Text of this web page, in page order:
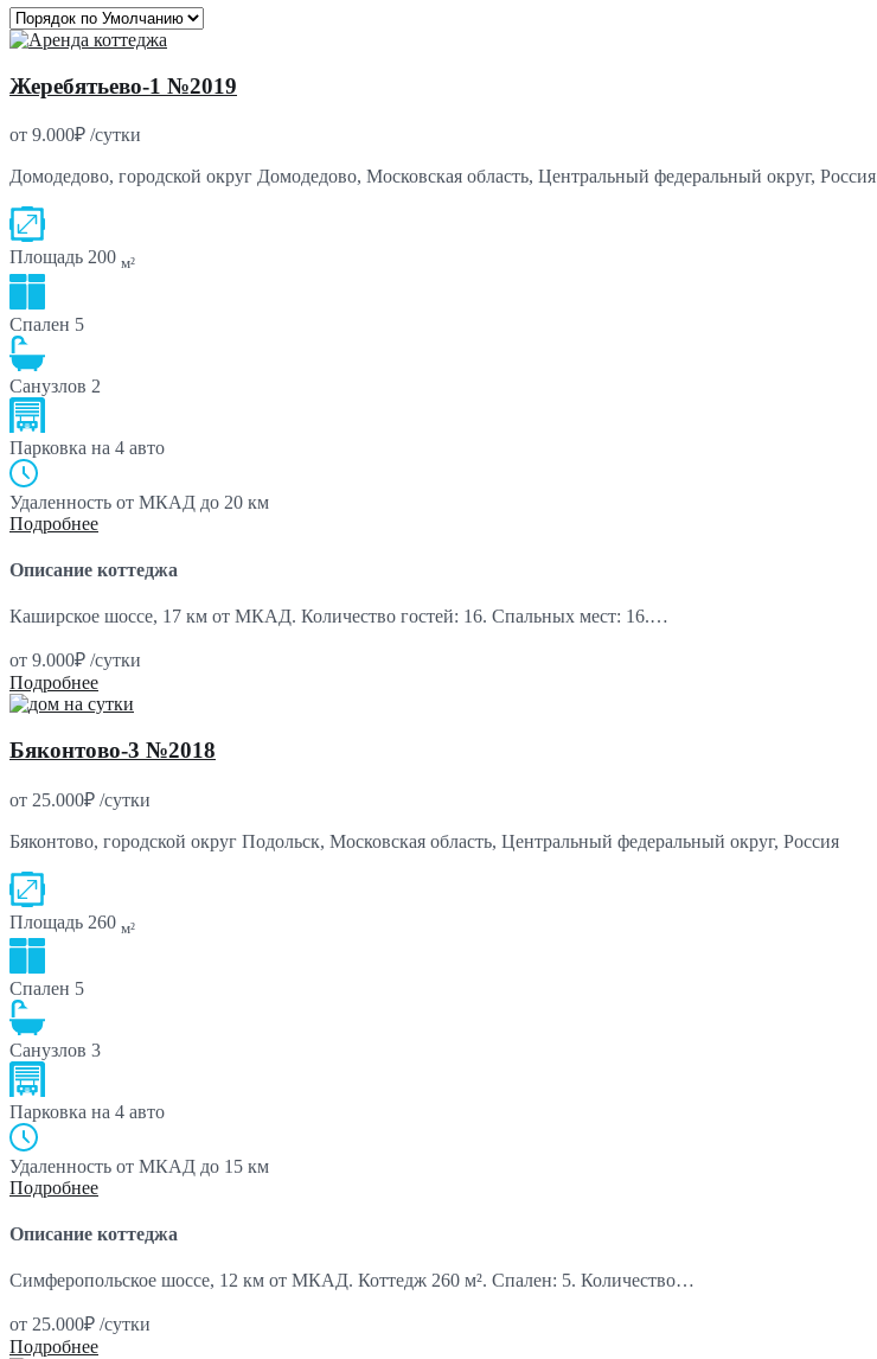
Жеребятьево-1 №2019
от 9.000₽ /сутки
Домодедово, городской округ Домодедово, Московская область, Центральный федеральный округ, Россия
Площадь 200 м²
Спален 5
Санузлов 2
Парковка на 4 авто
Удаленность от МКАД до 20 км
Подробнее
Описание коттеджа
Каширское шоссе, 17 км от МКАД. Количество гостей: 16. Спальных мест: 16.…
от 9.000₽ /сутки
Подробнее
Бяконтово-3 №2018
от 25.000₽ /сутки
Бяконтово, городской округ Подольск, Московская область, Центральный федеральный округ, Россия
Площадь 260 м²
Спален 5
Санузлов 3
Парковка на 4 авто
Удаленность от МКАД до 15 км
Подробнее
Описание коттеджа
Симферопольское шоссе, 12 км от МКАД. Коттедж 260 м². Спален: 5. Количество…
от 25.000₽ /сутки
Подробнее